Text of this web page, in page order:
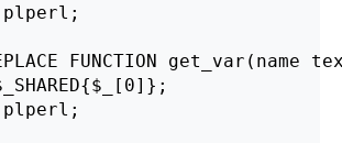
plperl;
FUNCTION get_var(name
plperl;